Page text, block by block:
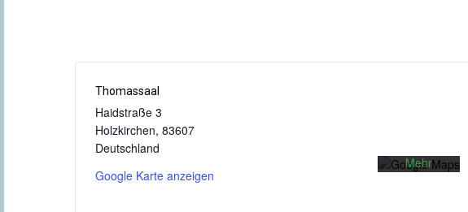
Thomassaal
Haidstraße 3
Holzkirchen, 83607
Deutschland
Google Karte anzeigen
Karte
Mehr